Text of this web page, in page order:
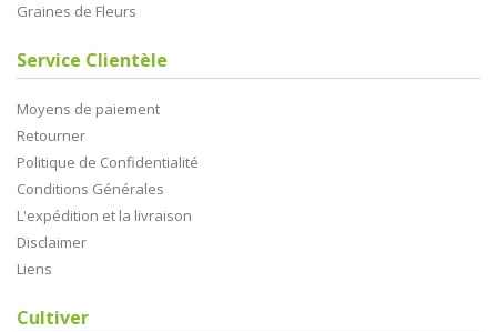
Graines de Fleurs
Service Clientèle
Moyens de paiement
Retourner
Politique de Confidentialité
Conditions Générales
L'expédition et la livraison
Disclaimer
Liens
Cultiver